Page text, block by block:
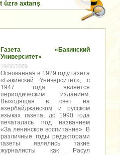
Газета «Бакинский
Университет»
19/06/2009
Основанная в 1929 году газета
«Бакинский Университет», с
1947 года является
периодическим изданием.
Выходящая в свет на
азербайджанском и русском
языках газета, до 1990 года
печаталась под названием
«За ленинское воспитание». В
различные годы редакторами
газеты являлись такие
журналисты как Расул